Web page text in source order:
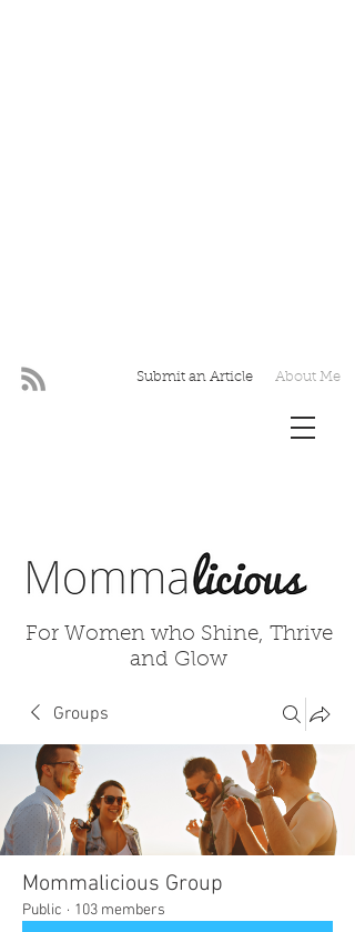
About Me
Submit an Article
For Women who Shine, Thrive
and Glow
Groups
Mommalicious Group
Public · 103 members